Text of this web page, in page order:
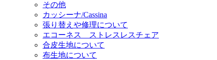
その他
カッシーナ/Cassina
張り替えや修理について
エコーネス ストレスレスチェア
合皮生地について
布生地について